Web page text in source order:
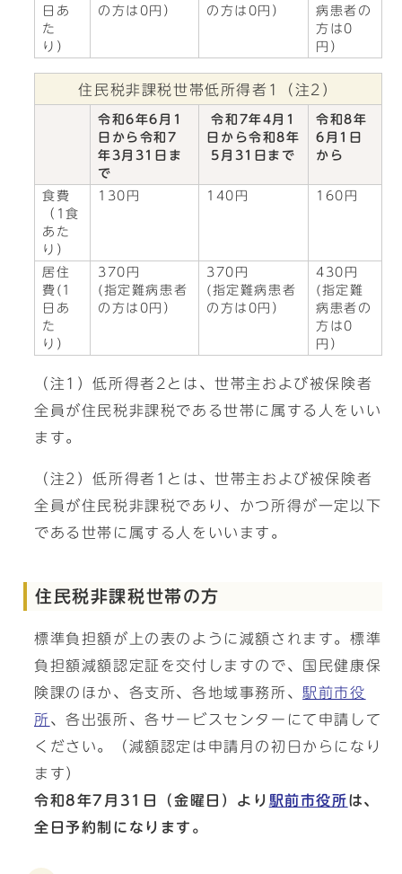
日あ
た
り）
の方は0円） の方は0円）
病患者の
方は0
円）
住民税非課税世帯低所得者1（注2）
令和6年6月1
日から令和7
年3月31日ま
で
令和7年4月1
日から令和8年
5月31日まで
令和8年
6月1日
から
食費
（1食
あた
り）
130円 140円 160円
居住
費(1
日あ
た
り）
370円
(指定難病患者
の方は0円）
370円
(指定難病患者
の方は0円）
430円
(指定難
病患者の
方は0
円）
（注1）低所得者2とは、世帯主および被保険者
全員が住民税非課税である世帯に属する人をいい
ます。
（注2）低所得者1とは、世帯主および被保険者
全員が住民税非課税であり、かつ所得が一定以下
である世帯に属する人をいいます。
住民税非課税世帯の方
標準負担額が上の表のように減額されます。標準
負担額減額認定証を交付しますので、国民健康保
険課のほか、各支所、各地域事務所、 駅前市役
所、各出張所、各サービスセンターにて申請して
ください。（減額認定は申請月の初日からになり
ます）
令和8年7月31日（金曜日）より 駅前市役所は、
全日予約制になります。